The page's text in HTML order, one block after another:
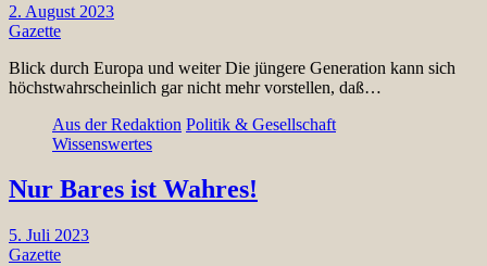
2. August 2023
Gazette
Blick durch Europa und weiter Die jüngere Generation kann sich
höchstwahrscheinlich gar nicht mehr vorstellen, daß…
Aus der Redaktion Politik & Gesellschaft
Wissenswertes
Nur Bares ist Wahres!
5. Juli 2023
Gazette